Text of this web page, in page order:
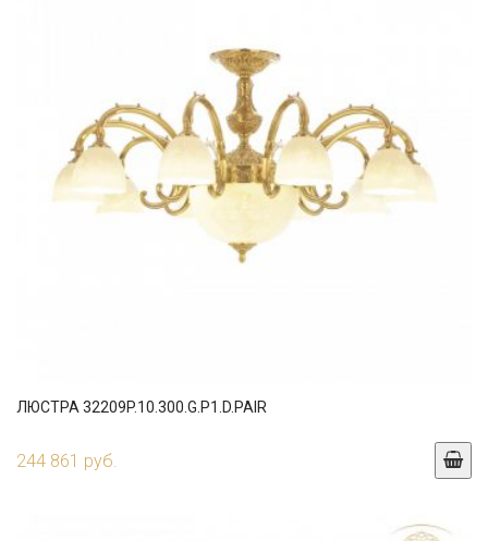
ЛЮСТРА 32209P.10.300.G.P1.D.PAIR
244 861 руб.